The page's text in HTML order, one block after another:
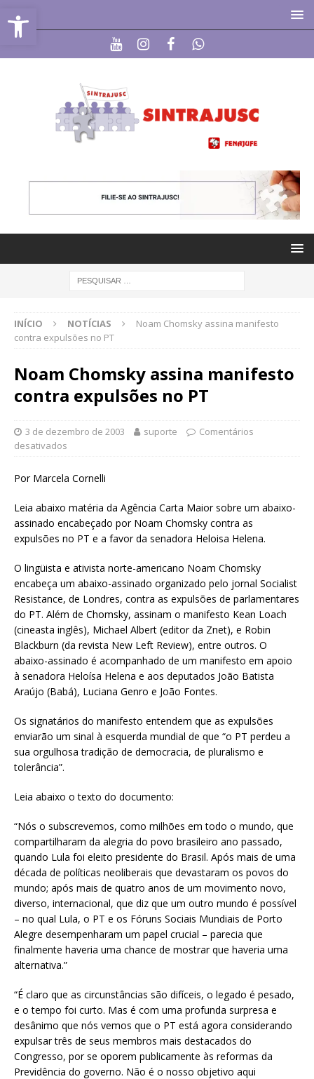
Abrir a barra de ferramentas
INÍCIO NOTÍCIAS
Noam Chomsky assina manifesto
contra expulsões no PT
Noam Chomsky assina manifesto
contra expulsões no PT
3 de dezembro de 2003 suporte
Comentários
desativados
Por Marcela Cornelli
Leia abaixo matéria da Agência Carta Maior sobre um abaixo-
assinado encabeçado por Noam Chomsky contra as
expulsões no PT e a favor da senadora Heloisa Helena.
O lingüista e ativista norte-americano Noam Chomsky
encabeça um abaixo-assinado organizado pelo jornal Socialist
Resistance, de Londres, contra as expulsões de parlamentares
do PT. Além de Chomsky, assinam o manifesto Kean Loach
(cineasta inglês), Michael Albert (editor da Znet), e Robin
Blackburn (da revista New Left Review), entre outros. O
abaixo-assinado é acompanhado de um manifesto em apoio
à senadora Heloísa Helena e aos deputados João Batista
Araújo (Babá), Luciana Genro e João Fontes.
Os signatários do manifesto entendem que as expulsões
enviarão um sinal à esquerda mundial de que “o PT perdeu a
sua orgulhosa tradição de democracia, de pluralismo e
tolerância”.
Leia abaixo o texto do documento:
“Nós o subscrevemos, como milhões em todo o mundo, que
compartilharam da alegria do povo brasileiro ano passado,
quando Lula foi eleito presidente do Brasil. Após mais de uma
década de políticas neoliberais que devastaram os povos do
mundo; após mais de quatro anos de um movimento novo,
diverso, internacional, que diz que um outro mundo é possível
– no qual Lula, o PT e os Fóruns Sociais Mundiais de Porto
Alegre desempenharam um papel crucial – parecia que
finalmente haveria uma chance de mostrar que haveria uma
alternativa.”
“É claro que as circunstâncias são difíceis, o legado é pesado,
e o tempo foi curto. Mas é com uma profunda surpresa e
desânimo que nós vemos que o PT está agora considerando
expulsar três de seus membros mais destacados do
Congresso, por se oporem publicamente às reformas da
Previdência do governo. Não é o nosso objetivo aqui